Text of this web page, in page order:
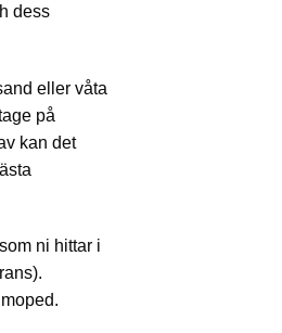
dess
eller våta
på
kan det
ni hittar i